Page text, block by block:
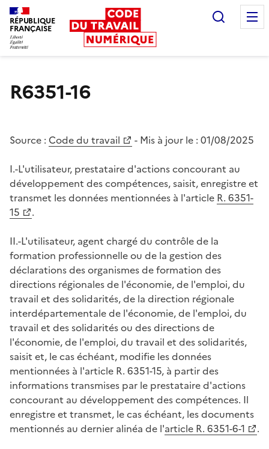
RÉPUBLIQUE
FRANÇAISE
R6351-16
Source : Code du travail - Mis à jour le : 01/08/2025
I.-L'utilisateur, prestataire d'actions concourant au
développement des compétences, saisit, enregistre et
transmet les données mentionnées à l'article R. 6351-
15
.
II.-L'utilisateur, agent chargé du contrôle de la
formation professionnelle ou de la gestion des
déclarations des organismes de formation des
directions régionales de l'économie, de l'emploi, du
travail et des solidarités, de la direction régionale
interdépartementale de l'économie, de l'emploi, du
travail et des solidarités ou des directions de
l'économie, de l'emploi, du travail et des solidarités,
saisit et, le cas échéant, modifie les données
mentionnées à l'article R. 6351-15, à partir des
informations transmises par le prestataire d'actions
concourant au développement des compétences. Il
enregistre et transmet, le cas échéant, les documents
mentionnés au dernier alinéa de l'article R. 6351-6-1
.